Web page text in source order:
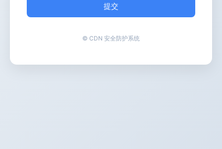
提交
© CDN 安全防护系统